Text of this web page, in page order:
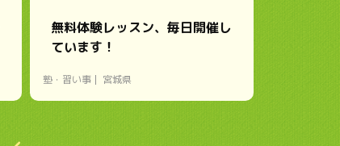
無料体験レッスン、毎日開催し
ています！
塾・習い事 宮城県